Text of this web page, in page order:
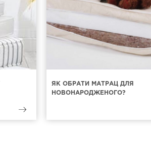
ЯК ОБРАТИ МАТРАЦ ДЛЯ
НОВОНАРОДЖЕНОГО?